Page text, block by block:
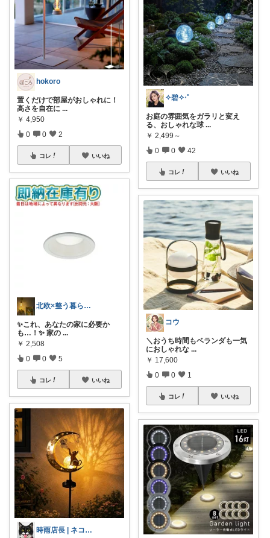
hokoro
​置くだけで部屋がおしゃれに！
高さを自在に ...
￥ 4,950
0 0 2
コレ いいね
北欧×整う暮らし｜ハル
✨これ、あなたの家に必要か
も…！✨ 家の ...
￥ 2,508
0 0 5
コレ いいね
時雨店長 | ネコのいる暮らし
✧碧✧‧˚
お庭の雰囲気をガラリと変え
る、おしゃれな球 ...
￥ 2,499～
0 0 42
コレ いいね
コウ
​＼おうち時間もベランダも一気
におしゃれな ...
￥ 17,600
0 0 1
コレ いいね